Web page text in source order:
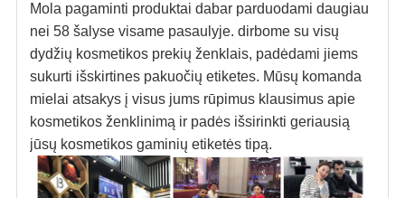
Mola pagaminti produktai dabar parduodami daugiau
nei 58 šalyse visame pasaulyje. dirbome su visų
dydžių kosmetikos prekių ženklais, padėdami jiems
sukurti išskirtines pakuočių etiketes. Mūsų komanda
mielai atsakys į visus jums rūpimus klausimus apie
kosmetikos ženklinimą ir padės išsirinkti geriausią
jūsų kosmetikos gaminių etiketės tipą.